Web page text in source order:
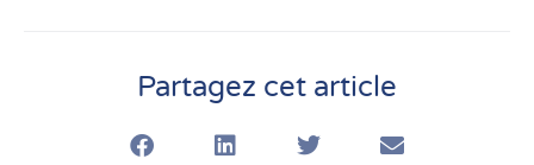
Partagez cet article